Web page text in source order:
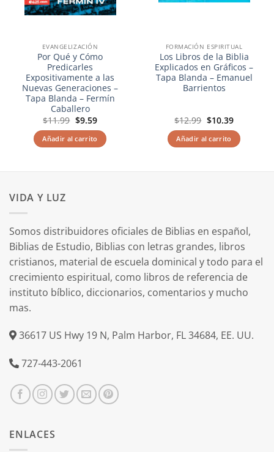
EVANGELIZACIÓN
Por Qué y Cómo
Predicarles
Expositivamente a las
Nuevas Generaciones –
Tapa Blanda – Fermín
Caballero
$11.99 El
precio
original
era:
$11.99.
$9.59El
actual
es:
$9.59.
Añadir al carrito
FORMACIÓN ESPIRITUAL
Los Libros de la Biblia
Explicados en Gráficos –
Tapa Blanda – Emanuel
Barrientos
$12.99 El
precio
original
era:
$12.99.
$10.39El
actual
es:
$10.39.
Añadir al carrito
VIDA Y LUZ
Somos distribuidores oficiales de Biblias en español,
Biblias de Estudio, Biblias con letras grandes, libros
cristianos, material de escuela dominical y todo para el
crecimiento espiritual, como libros de referencia de
instituto bíblico, diccionarios, comentarios y mucho
mas.
36617 US Hwy 19 N, Palm Harbor, FL 34684, EE. UU.
727-443-2061
ENLACES